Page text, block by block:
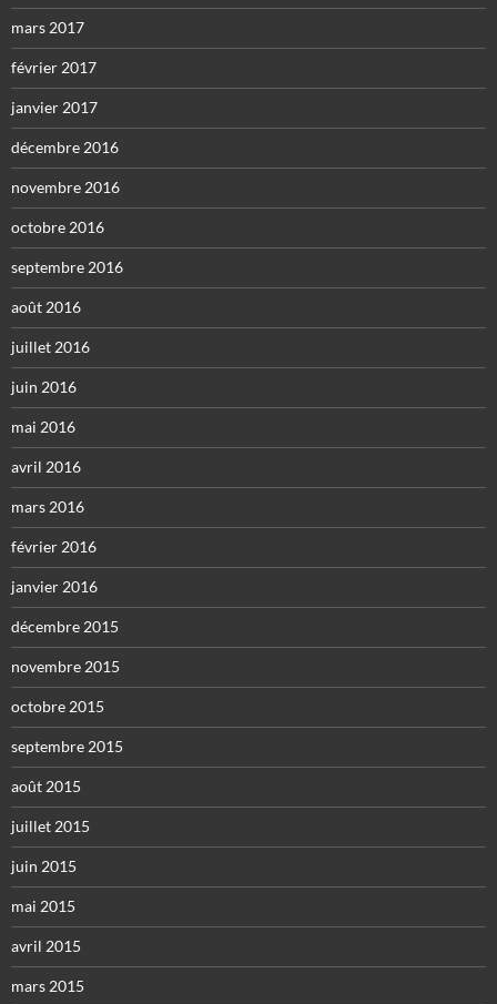
mars 2017
février 2017
janvier 2017
décembre 2016
novembre 2016
octobre 2016
septembre 2016
août 2016
juillet 2016
juin 2016
mai 2016
avril 2016
mars 2016
février 2016
janvier 2016
décembre 2015
novembre 2015
octobre 2015
septembre 2015
août 2015
juillet 2015
juin 2015
mai 2015
avril 2015
mars 2015